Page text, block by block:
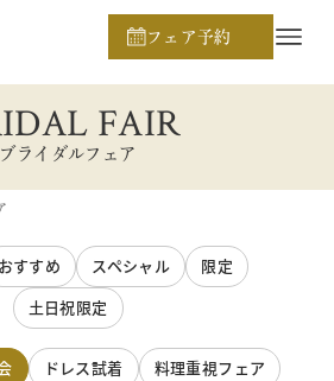
フェア予約
FAIR
ブライダルフェア
おすすめ スペシャル
限定
土日祝限定
ドレス試着
料理重視フェア